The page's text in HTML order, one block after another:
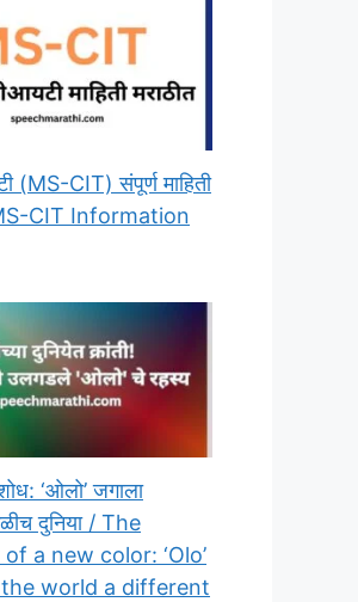
(MS-CIT) संपूर्ण माहिती
MS-CIT Information
‘ओलो’ जगाला
दुनिया / The
a new color: ‘Olo’
world a different